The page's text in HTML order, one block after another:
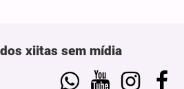
xiitas sem mídia